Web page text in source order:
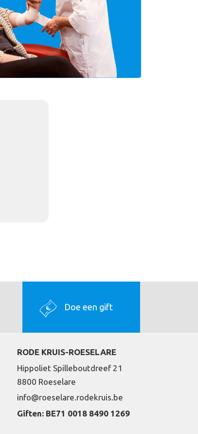
Doe een gift
RODE KRUIS-ROESELARE
Hippoliet Spilleboutdreef 21
8800 Roeselare
info@roeselare.rodekruis.be
Giften: BE71 0018 8490 1269